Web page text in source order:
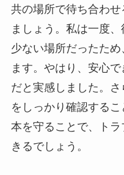
共の場所で待ち合わ
ましょう。私は一度
少ない場所だったた
ます。やはり、安心
だと実感しました。
をしっかり確認する
本を守ることで、ト
きるでしょう。